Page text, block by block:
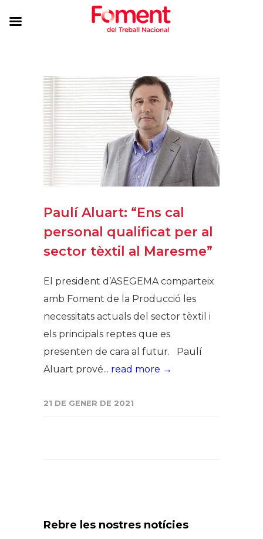
Paulí Aluart: “Ens cal
personal qualificat per al
sector tèxtil al Maresme”
El president d’ASEGEMA comparteix
amb Foment de la Producció les
necessitats actuals del sector tèxtil i
els principals reptes que es
presenten de cara al futur. Paulí
Aluart prové... read more →
21 DE GENER DE 2021
Rebre les nostres notícies